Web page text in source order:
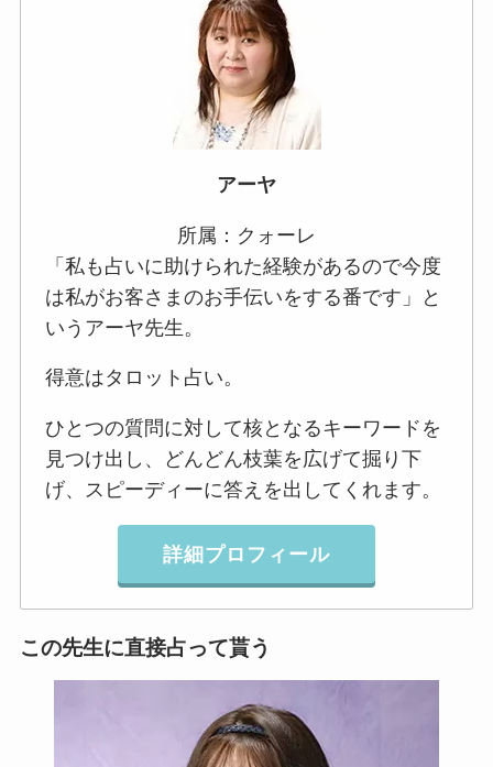
アーヤ
所属：クォーレ
「私も占いに助けられた経験があるので今度
は私がお客さまのお手伝いをする番です」と
いうアーヤ先生。
得意はタロット占い。
ひとつの質問に対して核となるキーワードを
見つけ出し、どんどん枝葉を広げて掘り下
げ、スピーディーに答えを出してくれます。
詳細プロフィール
この先生に直接占って貰う